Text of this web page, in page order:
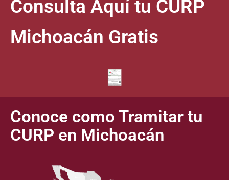
Consulta Aquí tu CURP
Michoacán Gratis
Conoce como Tramitar tu
CURP en Michoacán